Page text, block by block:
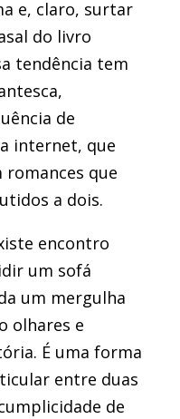
e, claro, surtar
do livro
tendência tem
de
internet, que
que
a dois.
encontro
um sofá
um mergulha
olhares e
É uma forma
entre duas
de